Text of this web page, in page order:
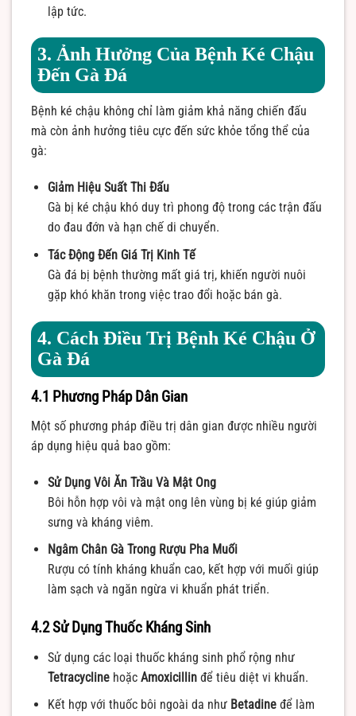
lập tức.
3. Ảnh Hưởng Của Bệnh Ké Chậu
Đến Gà Đá
Bệnh ké chậu không chỉ làm giảm khả năng chiến đấu
mà còn ảnh hưởng tiêu cực đến sức khỏe tổng thể của
gà:
Giảm Hiệu Suất Thi Đấu
Gà bị ké chậu khó duy trì phong độ trong các trận đấu
do đau đớn và hạn chế di chuyển.
Tác Động Đến Giá Trị Kinh Tế
Gà đá bị bệnh thường mất giá trị, khiến người nuôi
gặp khó khăn trong việc trao đổi hoặc bán gà.
4. Cách Điều Trị Bệnh Ké Chậu Ở
Gà Đá
4.1 Phương Pháp Dân Gian
Một số phương pháp điều trị dân gian được nhiều người
áp dụng hiệu quả bao gồm:
Sử Dụng Vôi Ăn Trầu Và Mật Ong
Bôi hỗn hợp vôi và mật ong lên vùng bị ké giúp giảm
sưng và kháng viêm.
Ngâm Chân Gà Trong Rượu Pha Muối
Rượu có tính kháng khuẩn cao, kết hợp với muối giúp
làm sạch và ngăn ngừa vi khuẩn phát triển.
4.2 Sử Dụng Thuốc Kháng Sinh
Sử dụng các loại thuốc kháng sinh phổ rộng như
Tetracyclinehoặc Amoxicillinđể tiêu diệt vi khuẩn.
Kết hợp với thuốc bôi ngoài da như Betadineđể làm